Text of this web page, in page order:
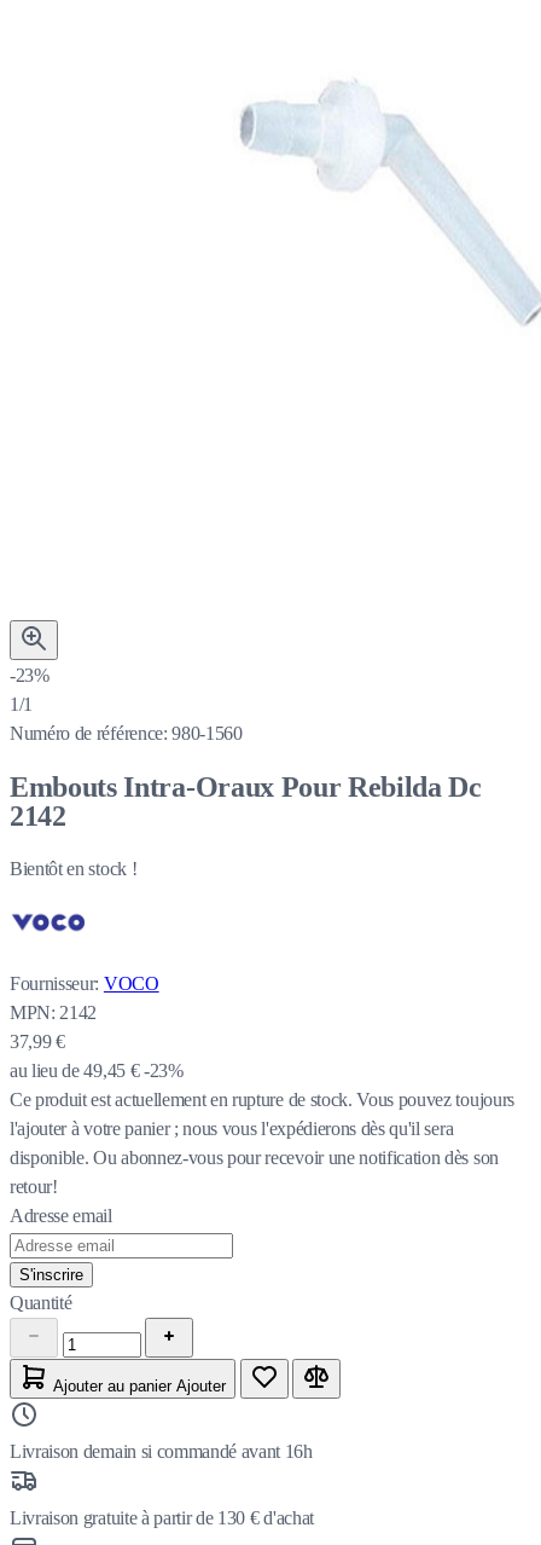
-23%
1/1
Numéro de référence: 980-1560
Embouts Intra-Oraux Pour Rebilda Dc
2142
Bientôt en stock !
Fournisseur: VOCO
MPN: 2142
37,99 €
au lieu de49,45 € -23%
Ce produit est actuellement en rupture de stock. Vous pouvez toujours
l'ajouter à votre panier ; nous vous l'expédierons dès qu'il sera
disponible. Ou abonnez-vous pour recevoir une notification dès son
retour!
Adresse email
S'inscrire
Quantité
Ajouter au panier Ajouter
Livraison demain si commandé avant 16h
Livraison gratuite à partir de 130 € d'achat